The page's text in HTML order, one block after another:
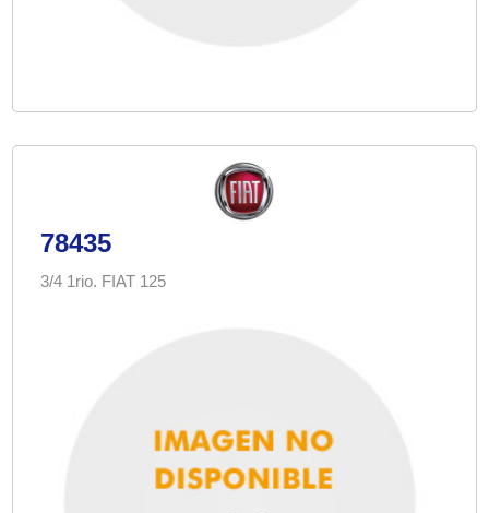
78435
3/4 1rio. FIAT 125